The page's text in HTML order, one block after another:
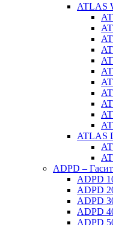
ATLAS
ATLAS
ADPD –
ADPD
ADPD
ADPD
ADPD
ADPD